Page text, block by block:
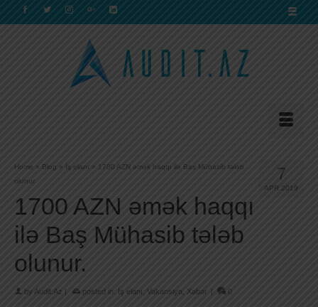
7
APR 2019
Home » Blog » İş elanı » 1700 AZN əmək haqqı ilə Baş Mühasib tələb
olunur.
1700 AZN əmək haqqı
ilə Baş Mühasib tələb
olunur.
by Audit.Az | posted in: İş elanı Vakansiya Xəbər | 0